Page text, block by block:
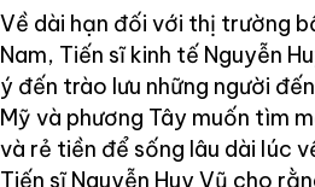
Về dài hạn đối với thị trường
Nam, Tiến sĩ kinh tế Nguyễn
ý đến trào lưu những người
Mỹ và phương Tây muốn tìm
và rẻ tiền để sống lâu dài lúc
Tiến sĩ Nguyễn Huy Vũ cho